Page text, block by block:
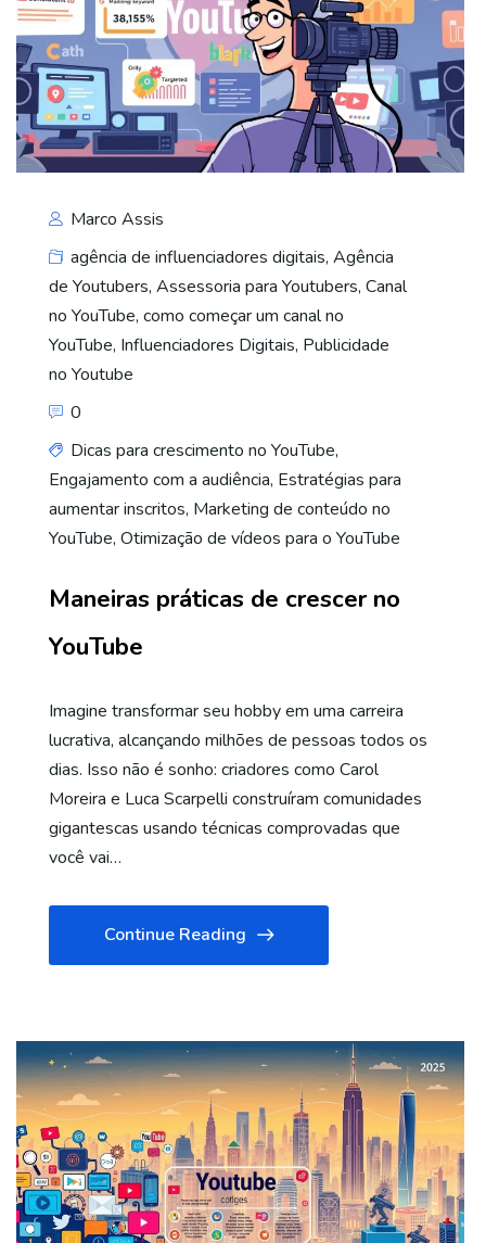
Marco Assis
agência de influenciadores digitais, Agência
de Youtubers, Assessoria para Youtubers, Canal
no YouTube, como começar um canal no
YouTube, Influenciadores Digitais, Publicidade
no Youtube
0
Dicas para crescimento no YouTube,
Engajamento com a audiência, Estratégias para
aumentar inscritos, Marketing de conteúdo no
YouTube, Otimização de vídeos para o YouTube
Maneiras práticas de crescer no
YouTube
Imagine transformar seu hobby em uma carreira
lucrativa, alcançando milhões de pessoas todos os
dias. Isso não é sonho: criadores como Carol
Moreira e Luca Scarpelli construíram comunidades
gigantescas usando técnicas comprovadas que
você vai…
Continue Reading